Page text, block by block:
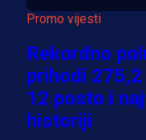
Promo vijesti
Rekordno
prihodi
12 posto i
historiji